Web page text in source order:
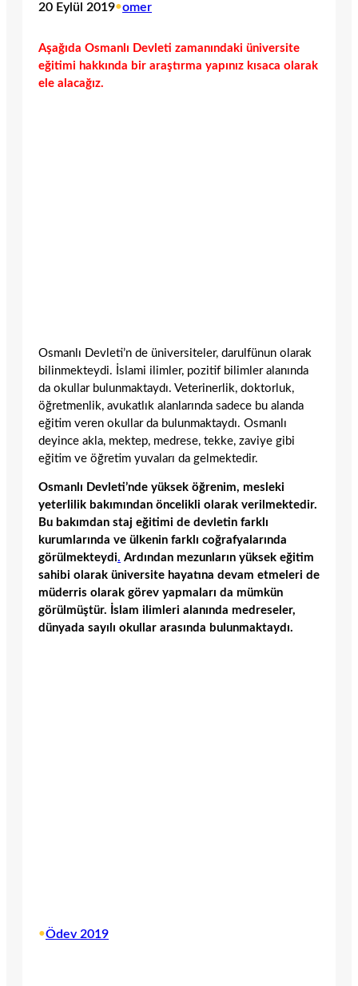
20 Eylül 2019•omer
Aşağıda Osmanlı Devleti zamanındaki üniversite
eğitimi hakkında bir araştırma yapınız kısaca olarak
ele alacağız.
Osmanlı Devleti’n de üniversiteler, darulfünun olarak
bilinmekteydi. İslami ilimler, pozitif bilimler alanında
da okullar bulunmaktaydı. Veterinerlik, doktorluk,
öğretmenlik, avukatlık alanlarında sadece bu alanda
eğitim veren okullar da bulunmaktaydı. Osmanlı
deyince akla, mektep, medrese, tekke, zaviye gibi
eğitim ve öğretim yuvaları da gelmektedir.
Osmanlı Devleti’nde yüksek öğrenim, mesleki
yeterlilik bakımından öncelikli olarak verilmektedir.
Bu bakımdan staj eğitimi de devletin farklı
kurumlarında ve ülkenin farklı coğrafyalarında
görülmekteydi. Ardından mezunların yüksek eğitim
sahibi olarak üniversite hayatına devam etmeleri de
müderris olarak görev yapmaları da mümkün
görülmüştür. İslam ilimleri alanında medreseler,
dünyada sayılı okullar arasında bulunmaktaydı.
•Ödev 2019